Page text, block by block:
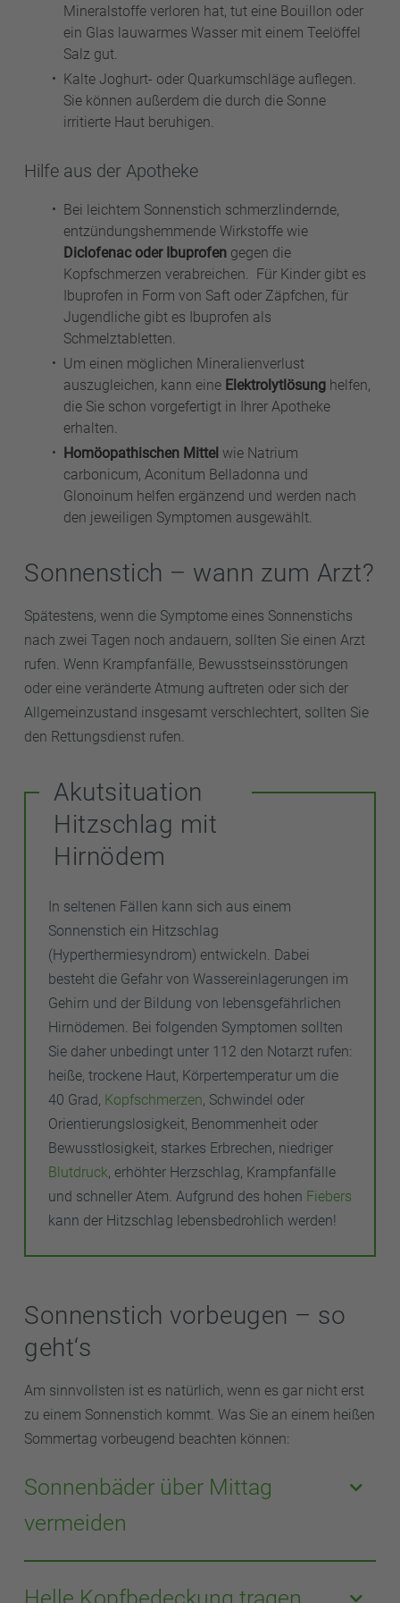
Mineralstoffe verloren hat, tut eine Bouillon oder
ein Glas lauwarmes Wasser mit einem Teelöffel
Salz gut.
Kalte Joghurt- oder Quarkumschläge auflegen.
Sie können außerdem die durch die Sonne
irritierte Haut beruhigen.
Hilfe aus der Apotheke
Bei leichtem Sonnenstich schmerzlindernde,
entzündungshemmende Wirkstoffe wie
Diclofenac oder Ibuprofen gegen die
Kopfschmerzen verabreichen. Für Kinder gibt es
Ibuprofen in Form von Saft oder Zäpfchen, für
Jugendliche gibt es Ibuprofen als
Schmelztabletten.
Um einen möglichen Mineralienverlust
auszugleichen, kann eine Elektrolytlösung helfen,
die Sie schon vorgefertigt in Ihrer Apotheke
erhalten.
Homöopathischen Mittel wie Natrium
carbonicum, Aconitum Belladonna und
Glonoinum helfen ergänzend und werden nach
den jeweiligen Symptomen ausgewählt.
Sonnenstich – wann zum Arzt?
Spätestens, wenn die Symptome eines Sonnenstichs
nach zwei Tagen noch andauern, sollten Sie einen Arzt
rufen. Wenn Krampfanfälle, Bewusstseinsstörungen
oder eine veränderte Atmung auftreten oder sich der
Allgemeinzustand insgesamt verschlechtert, sollten Sie
den Rettungsdienst rufen.
Akutsituation
Hitzschlag mit
Hirnödem
In seltenen Fällen kann sich aus einem
Sonnenstich ein Hitzschlag
(Hyperthermiesyndrom) entwickeln. Dabei
besteht die Gefahr von Wassereinlagerungen im
Gehirn und der Bildung von lebensgefährlichen
Hirnödemen. Bei folgenden Symptomen sollten
Sie daher unbedingt unter 112 den Notarzt rufen:
heiße, trockene Haut, Körpertemperatur um die
40 Grad, Kopfschmerzen, Schwindel oder
Orientierungslosigkeit, Benommenheit oder
Bewusstlosigkeit, starkes Erbrechen, niedriger
Blutdruck, erhöhter Herzschlag, Krampfanfälle
und schneller Atem. Aufgrund des hohen Fiebers
kann der Hitzschlag lebensbedrohlich werden!
Sonnenstich vorbeugen – so
geht‘s
Am sinnvollsten ist es natürlich, wenn es gar nicht erst
zu einem Sonnenstich kommt. Was Sie an einem heißen
Sommertag vorbeugend beachten können:
Sonnenbäder über Mittag
vermeiden
Im Englischen gibt es eine Faustregel: „Between
eleven and three, stay under a tree“. Grob übersetzt: